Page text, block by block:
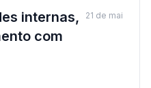
internas,
com
21 de mai